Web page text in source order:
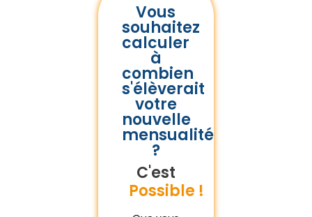
Vous
souhaitez
calculer
à
combien
s'élèverait
votre
nouvelle
mensualité
?
C'est
Gratuit !